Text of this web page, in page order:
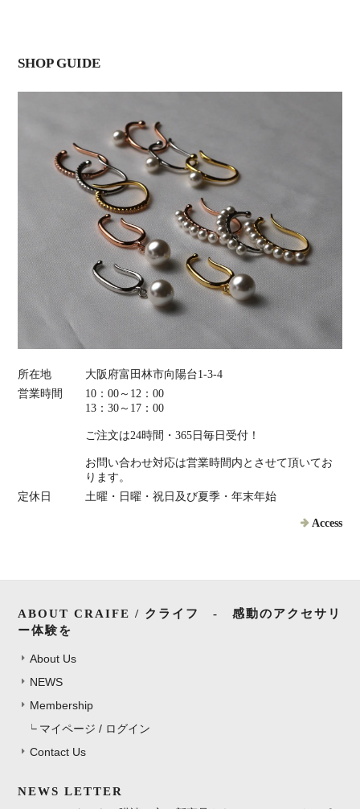
SHOP GUIDE
所在地
大阪府富田林市向陽台1-3-4
営業時間
10：00～12：00
13：30～17：00
ご注文は24時間・365日毎日受付！
お問い合わせ対応は営業時間内とさせて頂いてお
ります。
定休日
土曜・日曜・祝日及び夏季・年末年始
Access
ABOUT CRAIFE / クライフ - 感動のアクセサリ
ー体験を
About Us
NEWS
Membership
マイページ / ログイン
Contact Us
NEWS LETTER